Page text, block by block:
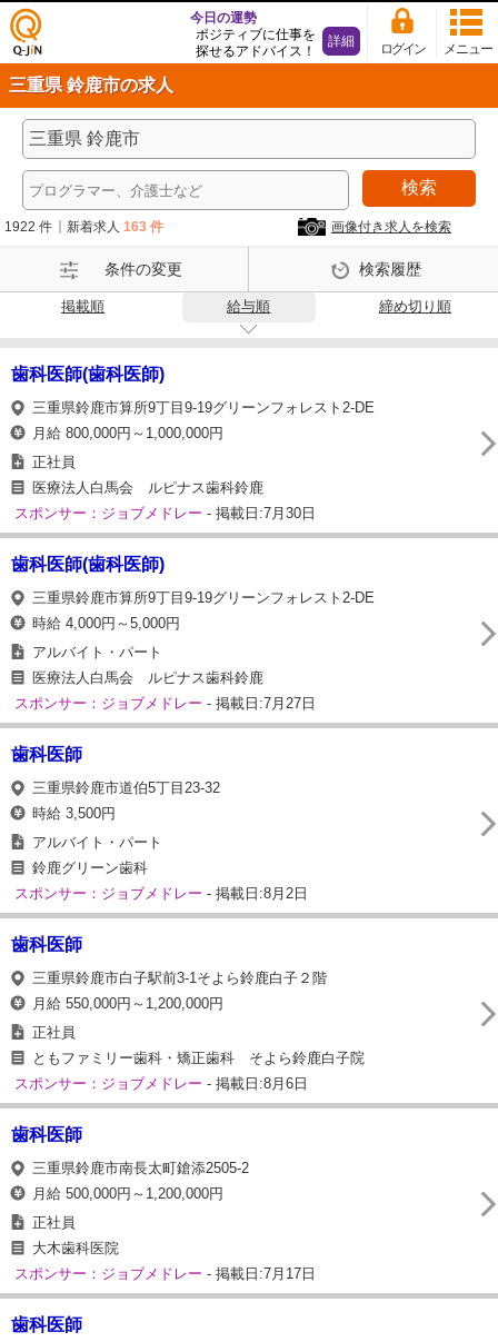
仕事
探し
の求
人サ
イト
Q-Ji
メニュー
ログイン
今日の運勢
ポジティブに仕事を
探せるアドバイス！
詳細
三重県 鈴鹿市の求人
検索
1922 件 新着求人 163 件 画像付き求人を検索
条件の変更 検索履歴
掲載順 給与順 締め切り順
歯科医師(歯科医師)
三重県鈴鹿市算所9丁目9-19グリーンフォレスト2-DE
月給 800,000円～1,000,000円
正社員
医療法人白馬会 ルピナス歯科鈴鹿
スポンサー：ジョブメドレー - 掲載日:7月30日
歯科医師(歯科医師)
三重県鈴鹿市算所9丁目9-19グリーンフォレスト2-DE
時給 4,000円～5,000円
アルバイト・パート
医療法人白馬会 ルピナス歯科鈴鹿
スポンサー：ジョブメドレー - 掲載日:7月27日
歯科医師
三重県鈴鹿市道伯5丁目23-32
時給 3,500円
アルバイト・パート
鈴鹿グリーン歯科
スポンサー：ジョブメドレー - 掲載日:8月2日
歯科医師
三重県鈴鹿市白子駅前3-1そよら鈴鹿白子２階
月給 550,000円～1,200,000円
正社員
ともファミリー歯科・矯正歯科 そよら鈴鹿白子院
スポンサー：ジョブメドレー - 掲載日:8月6日
歯科医師
三重県鈴鹿市南長太町鎗添2505-2
月給 500,000円～1,200,000円
正社員
大木歯科医院
スポンサー：ジョブメドレー - 掲載日:7月17日
歯科医師